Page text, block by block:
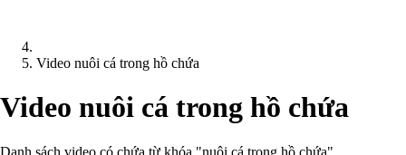
Video nuôi cá trong hồ chứa
Video nuôi cá trong hồ chứa
Danh sách video có chứa từ khóa "nuôi cá trong hồ chứa".